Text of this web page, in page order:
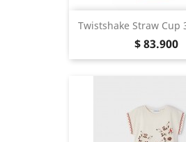
Twistshake Straw Cup
Precio
$ 83.900